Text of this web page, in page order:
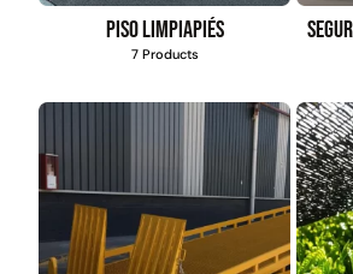
Piso limpiapiés
7 Products